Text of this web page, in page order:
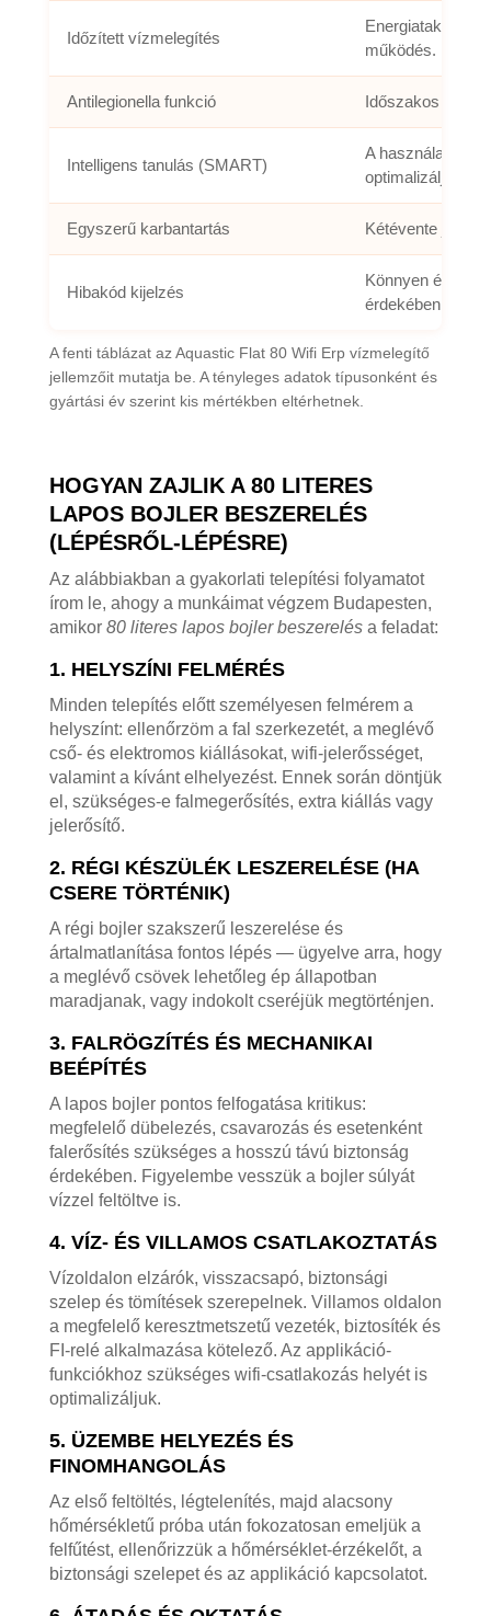
Időzített vízmelegítés
működés.
Antilegionella funkció Időszakos
Intelligens tanulás (SMART)
A használati
optimalizálja a
Egyszerű karbantartás Kétévente
Hibakód kijelzés
Könnyen
érdekében.
A fenti táblázat az Aquastic Flat 80 Wifi Erp vízmelegítő
jellemzőit mutatja be. A tényleges adatok típusonként és
gyártási év szerint kis mértékben eltérhetnek.
HOGYAN ZAJLIK A 80 LITERES
LAPOS BOJLER BESZERELÉS
(LÉPÉSRŐL-LÉPÉSRE)
Az alábbiakban a gyakorlati telepítési folyamatot
írom le, ahogy a munkáimat végzem Budapesten,
amikor 80 literes lapos bojler beszerelésa feladat:
1. HELYSZÍNI FELMÉRÉS
Minden telepítés előtt személyesen felmérem a
helyszínt: ellenőrzöm a fal szerkezetét, a meglévő
cső- és elektromos kiállásokat, wifi-jelerősséget,
valamint a kívánt elhelyezést. Ennek során döntjük
el, szükséges-e falmegerősítés, extra kiállás vagy
jelerősítő.
2. RÉGI KÉSZÜLÉK LESZERELÉSE (HA
CSERE TÖRTÉNIK)
A régi bojler szakszerű leszerelése és
ártalmatlanítása fontos lépés — ügyelve arra, hogy
a meglévő csövek lehetőleg ép állapotban
maradjanak, vagy indokolt cseréjük megtörténjen.
3. FALRÖGZÍTÉS ÉS MECHANIKAI
BEÉPÍTÉS
A lapos bojler pontos felfogatása kritikus:
megfelelő dübelezés, csavarozás és esetenként
falerősítés szükséges a hosszú távú biztonság
érdekében. Figyelembe vesszük a bojler súlyát
vízzel feltöltve is.
4. VÍZ- ÉS VILLAMOS CSATLAKOZTATÁS
Vízoldalon elzárók, visszacsapó, biztonsági
szelep és tömítések szerepelnek. Villamos oldalon
a megfelelő keresztmetszetű vezeték, biztosíték és
FI-relé alkalmazása kötelező. Az applikáció-
funkciókhoz szükséges wifi-csatlakozás helyét is
optimalizáljuk.
5. ÜZEMBE HELYEZÉS ÉS
FINOMHANGOLÁS
Az első feltöltés, légtelenítés, majd alacsony
hőmérsékletű próba után fokozatosan emeljük a
felfűtést, ellenőrizzük a hőmérséklet-érzékelőt, a
biztonsági szelepet és az applikáció kapcsolatot.